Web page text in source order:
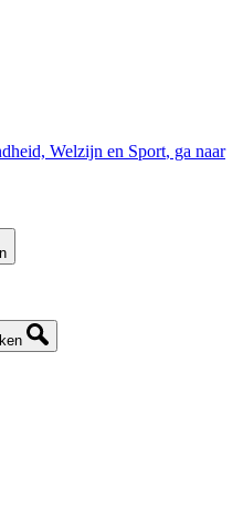
Welzijn en Sport, ga naar